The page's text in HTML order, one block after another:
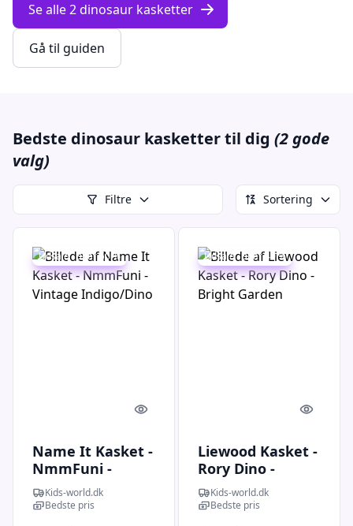
Se alle 2 dinosaur kasketter
Gå til guiden
Bedste dinosaur kasketter til dig (2 gode
valg)
Filtre Sortering
Udsalg - spar 50 %
Quick look
Name It Kasket -
NmmFuni -
Vintage
Indigo/Dino
Kids-world.dk
Bedste pris
Udsalg - spar 40 %
Quick
Liewood Kasket -
Rory Dino -
Bright Garden
Kids-world.dk
Bedste pris